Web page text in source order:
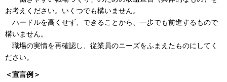
お考えください。いくつでも構いません。
ハードルを高くせず、できることから、一歩でも前進するもので
構いません。
職場の実情を再確認し、従業員のニーズをふまえたものにしてく
ださい。
＜宣言例＞